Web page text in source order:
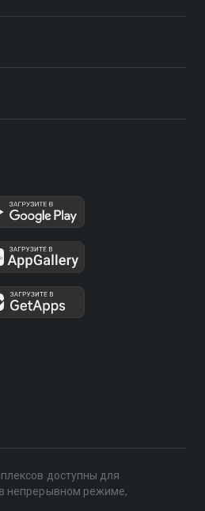
доступны для
непрерывном режиме,